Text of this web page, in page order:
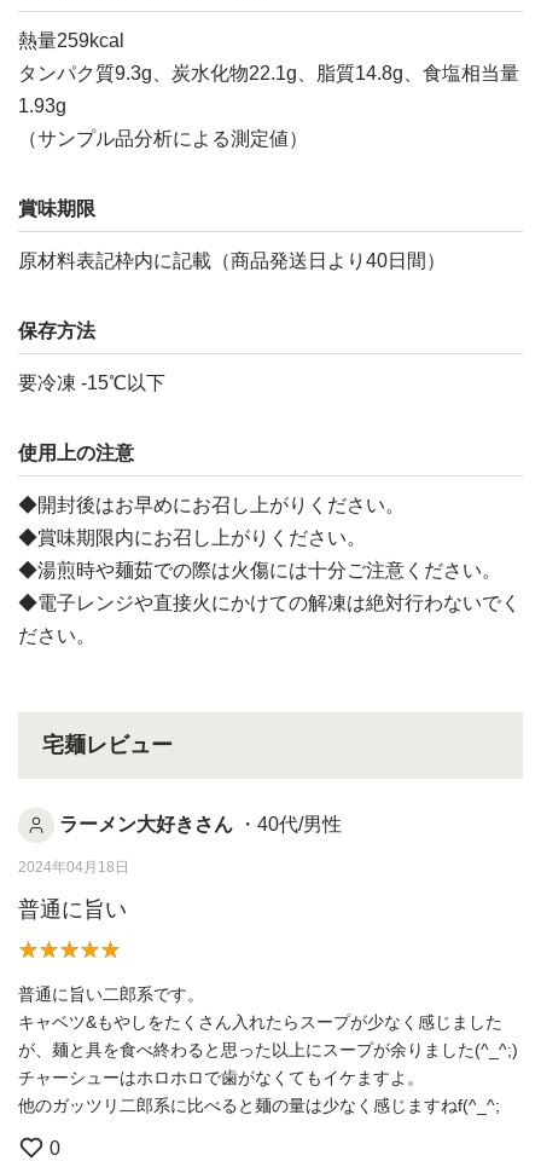
熱量259kcal
タンパク質9.3g、炭水化物22.1g、脂質14.8g、食塩相当量
1.93g
（サンプル品分析による測定値）
賞味期限
原材料表記枠内に記載（商品発送日より40日間）
保存方法
要冷凍 -15℃以下
使用上の注意
◆開封後はお早めにお召し上がりください。
◆賞味期限内にお召し上がりください。
◆湯煎時や麺茹での際は火傷には十分ご注意ください。
◆電子レンジや直接火にかけての解凍は絶対行わないでく
ださい。
宅麺レビュー
ラーメン大好きさん ・40代/男性
2024年04月18日
普通に旨い
普通に旨い二郎系です。
キャベツ&もやしをたくさん入れたらスープが少なく感じました
が、麺と具を食べ終わると思った以上にスープが余りました(^_^;)
チャーシューはホロホロで歯がなくてもイケますよ。
他のガッツリ二郎系に比べると麺の量は少なく感じますねf(^_^;
0